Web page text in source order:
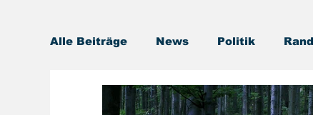
Alle Beiträge News Politik